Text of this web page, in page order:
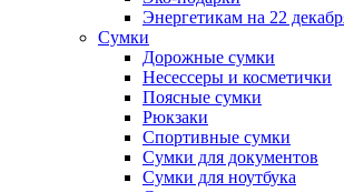
Энергетикам на 22
Сумки
Дорожные сумки
Несессеры и косметички
Поясные сумки
Рюкзаки
Спортивные сумки
Сумки для документов
Сумки для ноутбука